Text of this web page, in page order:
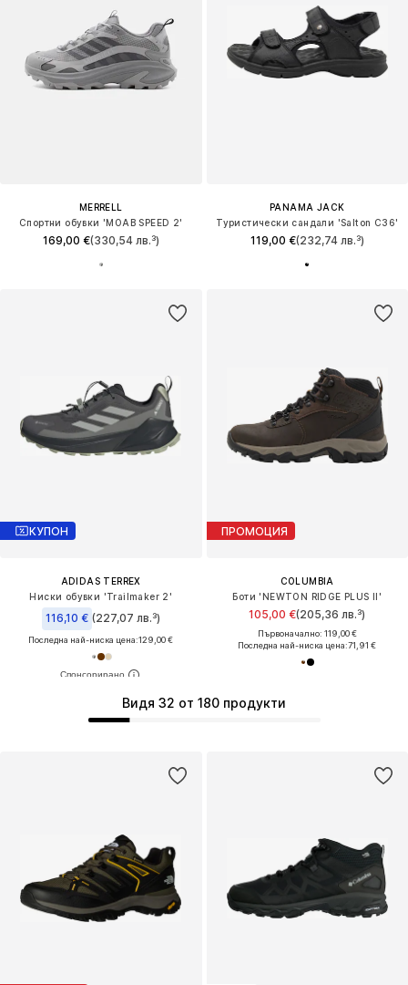
MERRELL
Спортни обувки 'MOAB SPEED 2'
169,00 €(330,54 лв.³)
PANAMA JACK
Туристически сандали 'Salton C36'
119,00 €(232,74 лв.³)
КУПОН
ADIDAS TERREX
Ниски обувки 'Trailmaker 2'
116,10 € (227,07 лв.³)
Последна най-ниска цена:129,00 €
ПРОМОЦИЯ
COLUMBIA
Боти 'NEWTON RIDGE PLUS II'
105,00 €(205,36 лв.³)
Първоначално: 119,00 €
Последна най-ниска цена:71,91 €
Видя 32 от 180 продукти